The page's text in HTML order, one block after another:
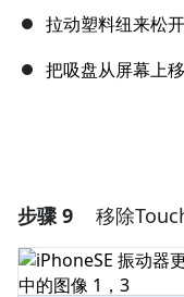
拉动塑料纽来松开
把吸盘从屏幕上移
添加评论
步骤 9 移除